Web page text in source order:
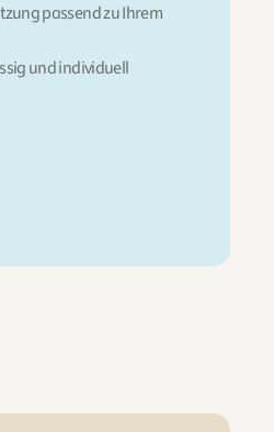
passend zu Ihrem
und individuell